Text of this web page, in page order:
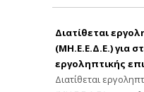
Διατίθεται
(ΜΗ.Ε.Ε.Δ.Ε.) για
εργοληπτικής
Διατίθεται